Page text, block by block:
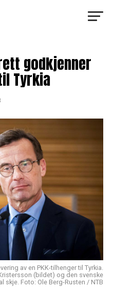
godkjenner
Tyrkia
av en PKK-tilhenger til Tyrkia.
(bildet) og den svenske
skje. Foto: Ole Berg-Rusten / NTB